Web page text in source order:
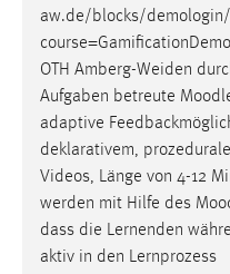
aw.de/blocks/
OTH Amberg-Weiden
Aufgaben betreute
adaptive
deklarativem,
Videos, Länge von 4-12
werden mit Hilfe des
dass die Lernenden
aktiv in den Lernprozess
Zweck:
Für performante
gespeichert, ob man
Sprachpräferenz
Name:
site-language-
Zweck:
Das Cookie speichert